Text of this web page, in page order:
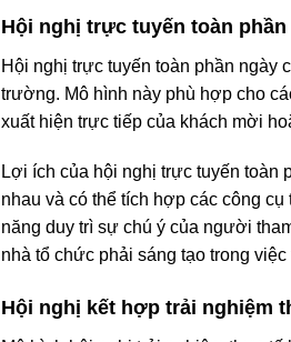
Hội nghị trực tuyến toàn
Hội nghị trực tuyến toàn phần ngày
trường. Mô hình này phù hợp cho
xuất hiện trực tiếp của khách mời
Lợi ích của hội nghị trực tuyến toàn
nhau và có thể tích hợp các công
năng duy trì sự chú ý của người
nhà tổ chức phải sáng tạo trong
Hội nghị kết hợp trải nghiệm